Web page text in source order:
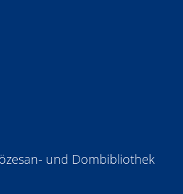
und Dombibliothek